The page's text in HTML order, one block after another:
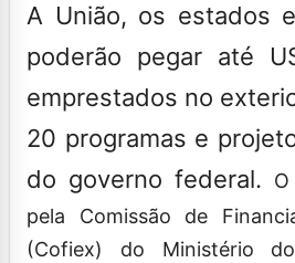
A União, os estados
poderão pegar até
emprestados no
20 programas e
do governo federal.
pela Comissão de
(Cofiex) do Ministério